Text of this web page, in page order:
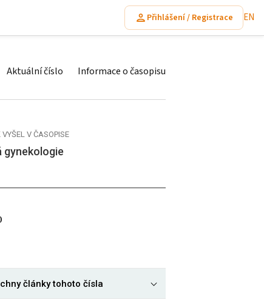
Přihlášení / Registrace EN
Aktuální číslo Informace o časopisu
V ČASOPISE
gynekologie
články tohoto čísla